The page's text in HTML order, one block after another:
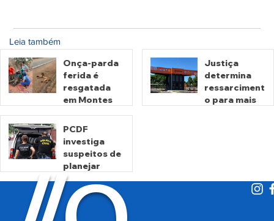
Leia também
Onça-parda
ferida é
resgatada
em Montes
Goiás
há 22 horas
Justiça
determina
ressarciment
o para mais
PCDF
investiga
suspeitos de
planejar
atentados no
período
eleitoral
há 3 dias